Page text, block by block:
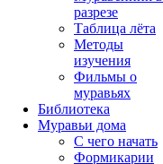
разрезе
Таблица лёта
Методы
изучения
Фильмы о
муравьях
Библиотека
Муравьи дома
С чего начать
Формикарии